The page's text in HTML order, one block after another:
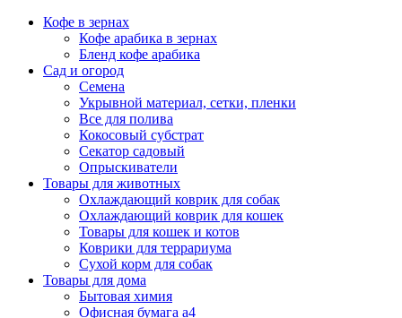
Кофе в зернах
Кофе арабика в зернах
Бленд кофе арабика
Сад и огород
Семена
Укрывной материал, сетки, пленки
Все для полива
Кокосовый субстрат
Секатор садовый
Опрыскиватели
Товары для животных
Охлаждающий коврик для собак
Охлаждающий коврик для кошек
Товары для кошек и котов
Коврики для террариума
Сухой корм для собак
Товары для дома
Бытовая химия
Офисная бумага а4